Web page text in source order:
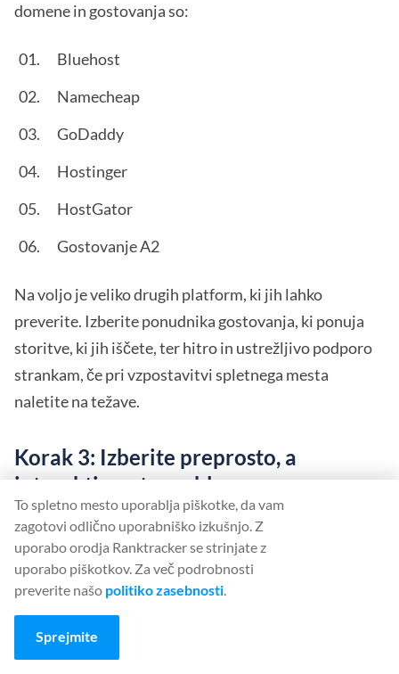
domene in gostovanja so:
Bluehost
Namecheap
GoDaddy
Hostinger
HostGator
Gostovanje A2
Na voljo je veliko drugih platform, ki jih lahko
preverite. Izberite ponudnika gostovanja, ki ponuja
storitve, ki jih iščete, ter hitro in ustrežljivo podporo
strankam, če pri vzpostavitvi spletnega mesta
naletite na težave.
Korak 3: Izberite preprosto, a
interaktivno temo bloga
S temami in predlogami WordPressa je oblikovanje
spletnega mesta po meri zdaj lažje kot kdaj koli prej.
Na voljo so različne brezplačne in plačljive teme
oblikovanju spletnega mesta.
To spletno mesto uporablja piškotke, da vam
zagotovi odlično uporabniško izkušnjo. Z
uporabo orodja Ranktracker se strinjate z
uporabo piškotkov. Za več podrobnosti
preverite našo politiko zasebnosti.
Sprejmite